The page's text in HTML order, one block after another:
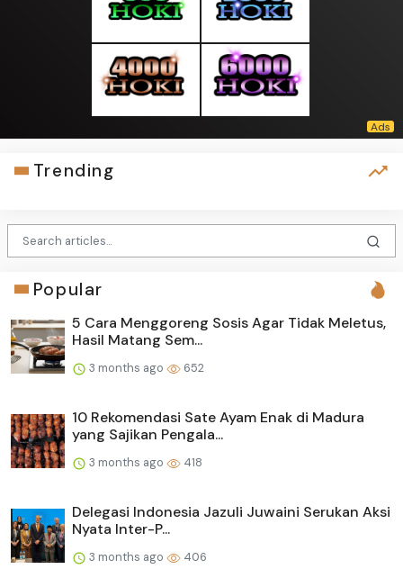
Trending
Popular
5 Cara Menggoreng Sosis Agar Tidak Meletus,
Hasil Matang Sem...
3 months ago 652
10 Rekomendasi Sate Ayam Enak di Madura
yang Sajikan Pengala...
3 months ago 418
Delegasi Indonesia Jazuli Juwaini Serukan Aksi
Nyata Inter-P...
3 months ago 406